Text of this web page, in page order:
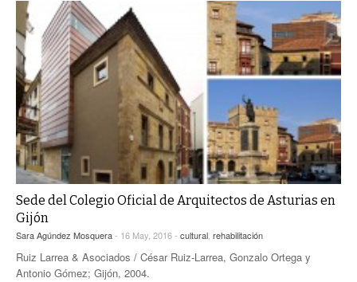
Sede del Colegio Oficial de Arquitectos de Asturias en
Gijón
Sara Agúndez Mosquera- 16 May, 2016 - cultural rehabilitación
Ruiz Larrea & Asociados / César Ruiz-Larrea, Gonzalo Ortega y
Antonio Gómez; Gijón, 2004.